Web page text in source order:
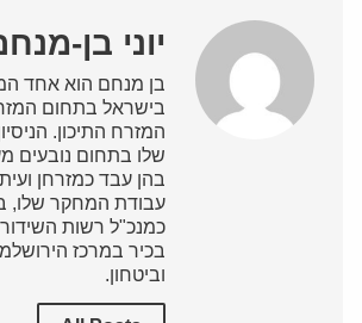
יוני בן-
בן מנחם הוא אחד
בישראל בתחום
המזרח התיכון.
שלו בתחום נובעים
בהן עבד כמזרחן
עבודת המחקר שלו,
כמנכ"ל רשות
בכיר במרכז הירושלמי
וביטחון.